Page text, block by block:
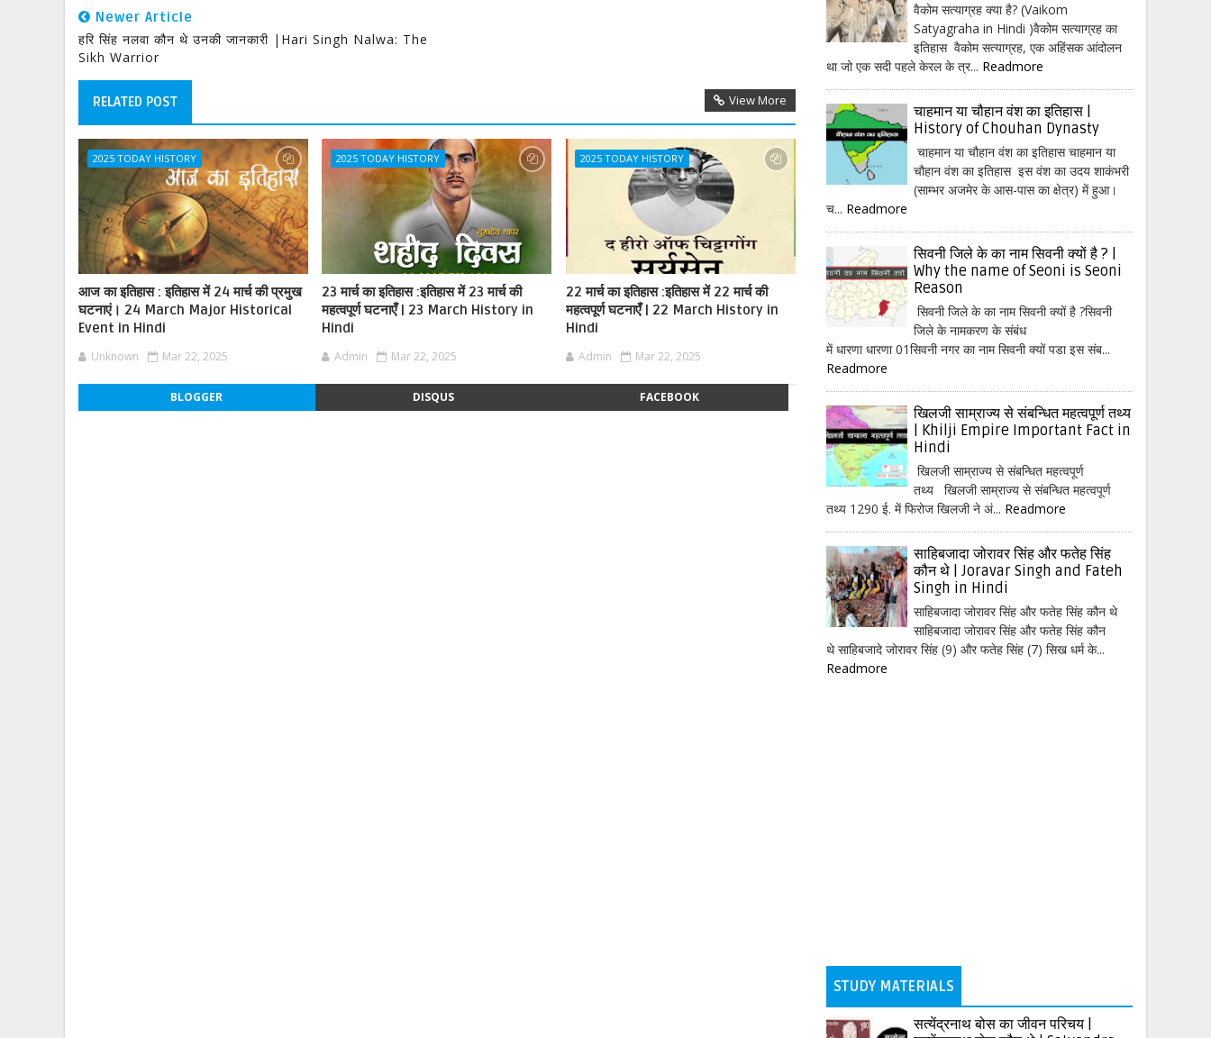
Newer Article
हरि सिंह नलवा कौन थे उनकी जानकारी |Hari Singh Nalwa: The
Sikh Warrior
RELATED POST View More
2025 TODAY HISTORY
आज का इतिहास : इतिहास में 24 मार्च की प्रमुख
घटनाएं। 24 March Major Historical
Event in Hindi
Unknown Mar 22, 2025
2025 TODAY HISTORY
23 मार्च का इतिहास :इतिहास में 23 मार्च की
महत्वपूर्ण घटनाएँ | 23 March History in
Hindi
Admin Mar 22, 2025
2025 TODAY HISTORY
22 मार्च का इतिहास :इतिहास में 22 मार्च की
महत्वपूर्ण घटनाएँ | 22 March History in
Hindi
Admin Mar 22, 2025
BLOGGER DISQUS FACEBOOK
वैकोम सत्याग्रह क्या है? (Vaikom
Satyagraha in Hindi )वैकोम सत्याग्रह का
इतिहास वैकोम सत्याग्रह, एक अहिंसक आंदोलन
था जो एक सदी पहले केरल के त्र... Readmore
चाहमान या चौहान वंश का इतिहास |
History of Chouhan Dynasty
चाहमान या चौहान वंश का इतिहास चाहमान या
चौहान वंश का इतिहास इस वंश का उदय शाकंभरी
(साम्भर अजमेर के आस-पास का क्षेत्र) में हुआ।
च... Readmore
सिवनी जिले के का नाम सिवनी क्यों है ? |
Why the name of Seoni is Seoni
Reason
सिवनी जिले के का नाम सिवनी क्यों है ?सिवनी
जिले के नामकरण के संबंध
में धारणा धारणा 01सिवनी नगर का नाम सिवनी क्यों पडा इस संब...
Readmore
खिलजी साम्राज्य से संबन्धित महत्वपूर्ण तथ्य
| Khilji Empire Important Fact in
Hindi
खिलजी साम्राज्य से संबन्धित महत्वपूर्ण
तथ्य खिलजी साम्राज्य से संबन्धित महत्वपूर्ण
तथ्य 1290 ई. में फिरोज खिलजी ने अं... Readmore
साहिबजादा जोरावर सिंह और फतेह सिंह
कौन थे | Joravar Singh and Fateh
Singh in Hindi
साहिबजादा जोरावर सिंह और फतेह सिंह कौन थे
साहिबजादा जोरावर सिंह और फतेह सिंह कौन
थे साहिबजादे जोरावर सिंह (9) और फतेह सिंह (7) सिख धर्म के...
Readmore
STUDY MATERIALS
सत्येंद्रनाथ बोस का जीवन परिचय |